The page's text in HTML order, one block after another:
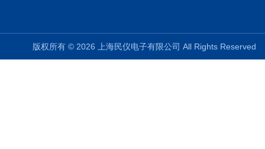
版权所有 © 2026 上海民仪电子有限公司 All Rights